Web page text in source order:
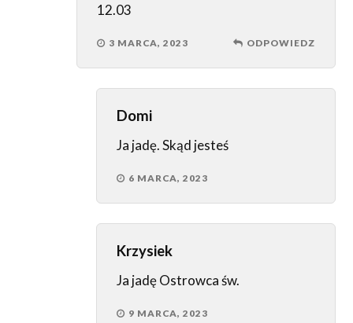
12.03
3 MARCA, 2023 ODPOWIEDZ
Domi
Ja jadę. Skąd jesteś
6 MARCA, 2023
Krzysiek
Ja jadę Ostrowca św.
9 MARCA, 2023